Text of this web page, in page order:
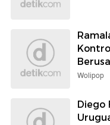
Wolipop
Diego